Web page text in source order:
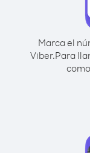
Marca el
Viber.Para